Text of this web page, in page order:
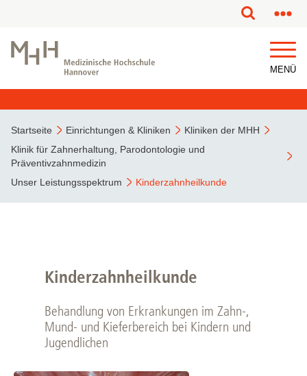
MENÜ
Startseite Einrichtungen & Kliniken
Kliniken der MHH
Klinik für Zahnerhaltung, Parodontologie und
Präventivzahnmedizin
Unser Leistungsspektrum
Kinderzahnheilkunde
Kinderzahnheilkunde
Behandlung von Erkrankungen im Zahn-,
Mund- und Kieferbereich bei Kindern und
Jugendlichen